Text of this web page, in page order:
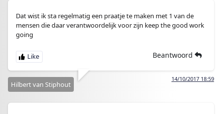
Dat wist ik sta regelmatig een praatje te maken met 1 van de
mensen die daar verantwoordelijk voor zijn keep the good work
going
Beantwoord
14/10/2017 18:59
Hilbert van Stiphout